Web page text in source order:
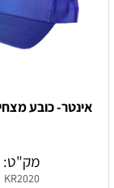
אינטר- כובע מצחיה 5
מק"ט:
KR2020